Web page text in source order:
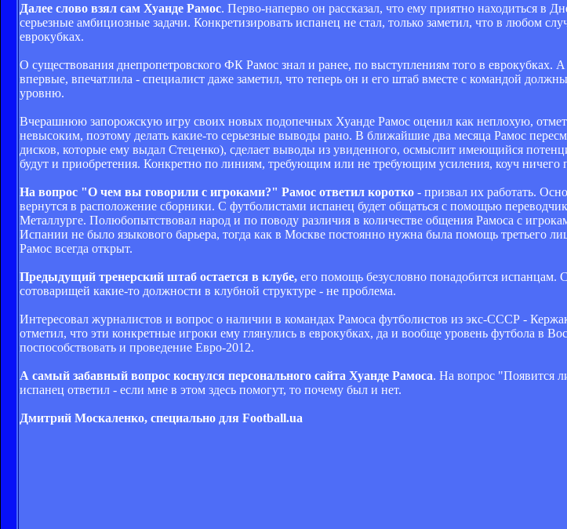
Далее слово взял сам Хуанде Рамос. Перво-наперво он рассказал, что ему приятно находиться в
серьезные амбициозные задачи. Конкретизировать испанец не стал, только заметил, что в любом
еврокубках.
О существования днепропетровского ФК Рамос знал и ранее, по выступлениям того в еврокубках.
впервые, впечатлила - специалист даже заметил, что теперь он и его штаб вместе с командой
уровню.
Вчерашнюю запорожскую игру своих новых подопечных Хуанде Рамос оценил как неплохую,
невысоким, поэтому делать какие-то серьезные выводы рано. В ближайшие два месяца Рамос
дисков, которые ему выдал Стеценко), сделает выводы из увиденного, осмыслит имеющийся
будут и приобретения. Конкретно по линиям, требующим или не требующим усиления, коуч ничего
На вопрос "О чем вы говорили с игроками?" Рамос ответил коротко - призвал их работать.
вернутся в расположение сборники. С футболистами испанец будет общаться с помощью
Металлурге. Полюбопытствовал народ и по поводу различия в количестве общения Рамоса с
Испании не было языкового барьера, тогда как в Москве постоянно нужна была помощь третьего
Рамос всегда открыт.
Предыдущий тренерский штаб остается в клубе, его помощь безусловно понадобится испанцам.
сотоварищей какие-то должности в клубной структуре - не проблема.
Интересовал журналистов и вопрос о наличии в командах Рамоса футболистов из экс-СССР -
отметил, что эти конкретные игроки ему глянулись в еврокубках, да и вообще уровень футбола в
поспособствовать и проведение Евро-2012.
А самый забавный вопрос коснулся персонального сайта Хуанде Рамоса. На вопрос "Появится
испанец ответил - если мне в этом здесь помогут, то почему был и нет.
Дмитрий Москаленко, специально для Football.ua